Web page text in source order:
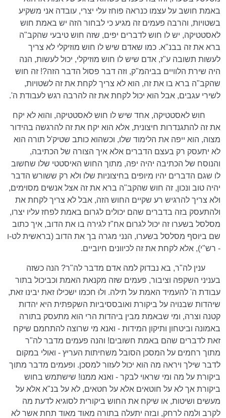
באמת חושב על עצמו כנראה פוחז עלי יצרי, עובדה אני משקיע
בשטויות, והרבה פעמים זה מגיע כי לבחור הזה יש באמת חוש
לאסטטיקה, יש לו חוש לדברים יפים, שזה חוש טיבעי שהקב"ה
ברא את זה בבנ"א. כמו שאדם שיש לו חוש מוזיקלי לא צריך
לעשות תשובה ע"ז, אדם שיש לו חוש מוזיקלי, יכול לעשות, הנה
היה שירת הלוויים בביהמ"ק, וזה דבר פסול הדבר הזה?! זה חוש
שהקב"ה ברא בו את זה, הוא לא צריך לקחת את זה לשטויות,
לשירי עגבים, אבל הוא יכול לקחת את זה להרבה רגש לעבודת ה'.
חוש לאסטטיקה, אחד שיש לו חוש לאסטטיקה, והוא לא יקח
את זה להתגנדרות חיצונית, אלא הוא יקח את זה להרגשה בהידור
מצוה, הוא ייפה את הלימוד שלו, וכשהוא כותב שטיק'ל תורה הוא
לא יתעסק רק בעצם הדברים אלא איך הצורה של הכתיבה,
והנוסח של הכתיבה יהיה יפה, מתוך החוש האיסטטי שלו שחשוב
לו שגם הדברים יהיו מיופים בחיצוניות שלו ולא רק ששורש הדבר
יהיה טוב ונכון, זה חוש שהקב"ה ברא את זה אצל אנשים מסוימים,
ולא צריך להרגיש רע שקיים החוש הזה, אבל לא צריך לקחת את
ולהתעסק בזה בדברים שהם יכולים לגרום באמת לפחז עליו יצרו,
מסלסל בשערו זה יכול לגרום אח"ז לגירה בו את הדוב, איך כתוב
שם ביוסף מסלסל בשערו, הנני מגרה בך את הדוב (בראשית לט-ו
- רש"י), אלא לקחת את זה לכיוונים חיוביים.
ענין לה"ר, בא נבדוק למה אדם מדבר לה"ר? הנה כשזה
בעניני השקפה וציבור, פעמים שזה מקנאת האמת וכביכול בתור
עבודת ה' להעמיד האמת על תילה. ולוּ חכמו ישכילו זאת יבינו זאת,
שיהדות שבנויה על ביקורת ואובססיביות השקפתית היא יהדות
קטנה וצרה, ומי שבאמת מבין ביהדות הרי הוא מתעסק בתורה
באמונה וביטחון ותיקון המידות - ואנא מי שרוצה להתחמם שיקח
זאת לדברים שהם באמת חשובים! והנה פעמים מדבר לה"ר
מתוך רחמים על המסכן הסובל משחיתות העריץ - ואולי במקום
לדבר שילך ויראה מה הוא יכול לעזור למסכן. ופעמים מדבר מתוך
ביקורת על מה ומי שראוי לבקר - ואנא ממנו! שישתמש בחוש
ביקורת אך לא על חוטאים אלא על חטאים, לא על בנ"א אלא על
מעשים ושיטות, או שיקח את החוש ביקורית לסוגיא לדעת מה
לקרב ולמה לרחק, ובזה יתעלה בתורה מאוד מאוד תחת אשר לא